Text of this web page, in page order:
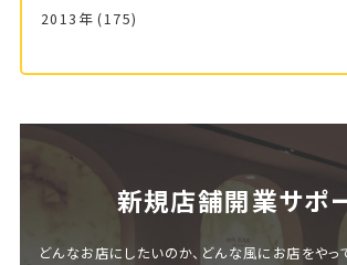
2013年 (175)
新規店舗開業サポ
どんなお店にしたいのか、どんな風にお店をやっ